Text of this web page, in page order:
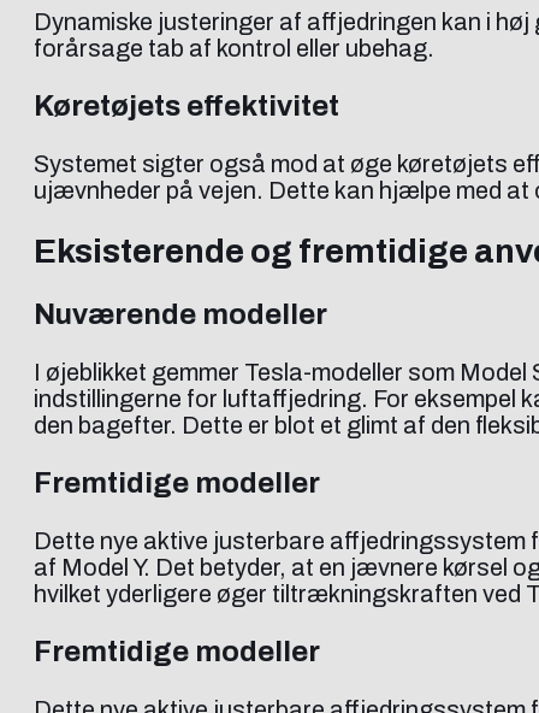
Dynamiske justeringer af affjedringen kan i
forårsage tab af kontrol eller ubehag.
Køretøjets effektivitet
Systemet sigter også mod at øge køretøjets
ujævnheder på vejen. Dette kan hjælpe med
Eksisterende og fremtidige
Nuværende modeller
I øjeblikket gemmer Tesla-modeller som
indstillingerne for luftaffjedring. For eksempel
den bagefter. Dette er blot et glimt af den
Fremtidige modeller
Dette nye aktive justerbare
af Model Y. Det betyder, at en jævnere kørsel
hvilket yderligere øger tiltrækningskraften ved
Fremtidige modeller